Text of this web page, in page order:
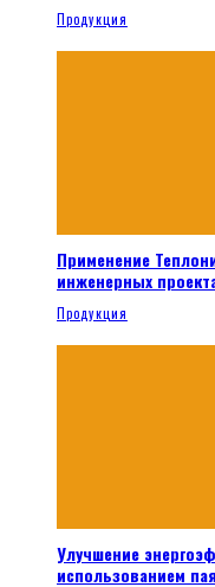
Продукция
Применение
инженерных
Продукция
Улучшение
использованием